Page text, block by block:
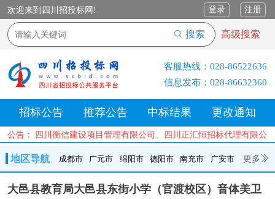
欢迎来到四川招投标网! 登录 注册
搜索 高级搜索
客服热线： 028-86522636
信息发布： 028-86632360
招标公告 推荐公告 中标结果 更改通知
公告：四川衡信建设项目管理有限公司、四川正汇恒招标代理有
地区导航 成都市 广元市 绵阳市 德阳市 南充市 广安市 更多
成都市 广元市 绵阳市 德阳市 南充市 广安市
遂宁市
大邑县教育局大邑县东街小学（官渡校区）音体美卫